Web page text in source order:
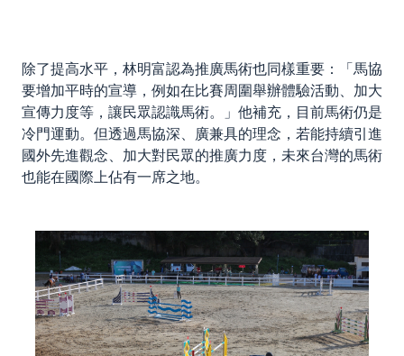
除了提高水平，林明富認為推廣馬術也同樣重要：「馬協
要增加平時的宣導，例如在比賽周圍舉辦體驗活動、加大
宣傳力度等，讓民眾認識馬術。」他補充，目前馬術仍是
冷門運動。但透過馬協深、廣兼具的理念，若能持續引進
國外先進觀念、加大對民眾的推廣力度，未來台灣的馬術
也能在國際上佔有一席之地。